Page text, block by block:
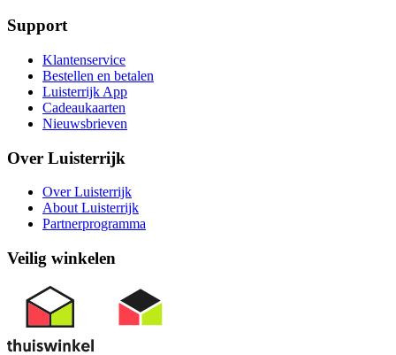
Support
Klantenservice
Bestellen en betalen
Luisterrijk App
Cadeaukaarten
Nieuwsbrieven
Over Luisterrijk
Over Luisterrijk
About Luisterrijk
Partnerprogramma
Veilig winkelen